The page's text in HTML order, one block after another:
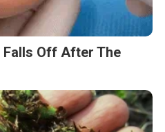
Falls Off After The